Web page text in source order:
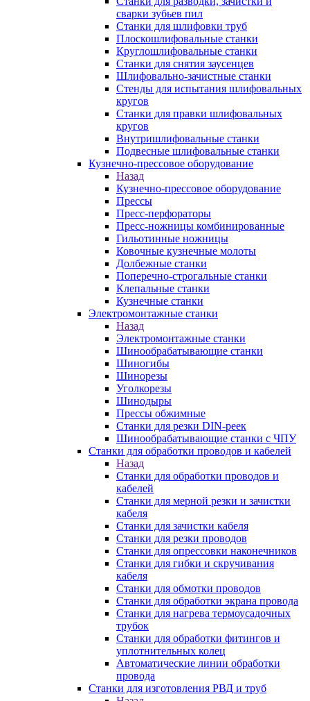
сварки зубьев пил
Станки для шлифовки труб
Плоскошлифовальные станки
Круглошлифовальные станки
Станки для снятия заусенцев
Шлифовально-зачистные станки
Стенды для испытания шлифовальных
кругов
Станки для правки шлифовальных
кругов
Внутришлифовальные станки
Подвесные шлифовальные станки
Кузнечно-прессовое оборудование
Назад
Кузнечно-прессовое оборудование
Прессы
Пресс-перфораторы
Пресс-ножницы комбинированные
Гильотинные ножницы
Ковочные кузнечные молоты
Долбежные станки
Поперечно-строгальные станки
Клепальные станки
Кузнечные станки
Электромонтажные станки
Назад
Электромонтажные станки
Шинообрабатывающие станки
Шиногибы
Шинорезы
Уголкорезы
Шинодыры
Прессы обжимные
Станки для резки DIN-реек
Шинообрабатывающие станки с ЧПУ
Станки для обработки проводов и кабелей
Назад
Станки для обработки проводов и
кабелей
Станки для мерной резки и зачистки
кабеля
Станки для зачистки кабеля
Станки для резки проводов
Станки для опрессовки наконечников
Станки для гибки и скручивания
кабеля
Станки для обмотки проводов
Станки для обработки экрана провода
Станки для нагрева термоусадочных
трубок
Станки для обработки фитингов и
уплотнительных колец
Автоматические линии обработки
провода
Станки для изготовления РВД и труб